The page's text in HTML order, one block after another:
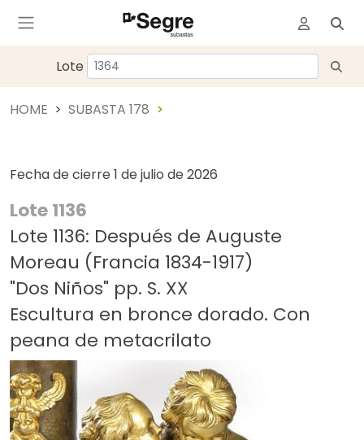
Lote
HOME SUBASTA 178
Fecha de cierre 1 de julio de 2026
Lote 1136
Lote 1136: Después de Auguste
Moreau (Francia 1834-1917)
"Dos Niños" pp. S. XX
Escultura en bronce dorado. Con
peana de metacrilato